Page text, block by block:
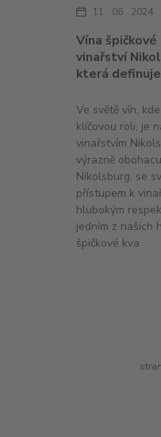
Vína
vinařství
která
11 06 2024
Ve světě vín,
klíčovou roli, je
vinařstvím
výrazně
Nikolsburg, se
přístupem k
hlubokým
jedním z našich
špičkové kva